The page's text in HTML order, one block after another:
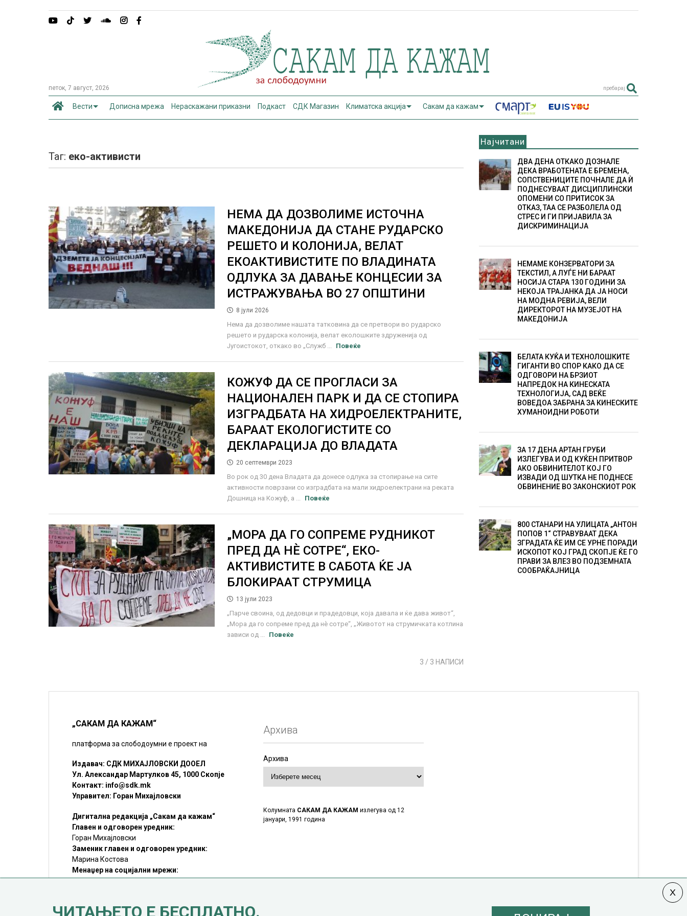
петок, 7 август, 2026 пребарај
Вести Дописна мрежа Нераскажани приказни Подкаст СДК Магазин Климатска акција Сакам да кажам
Таг: еко-активисти
НЕМА ДА ДОЗВОЛИМЕ ИСТОЧНА
МАКЕДОНИЈА ДА СТАНЕ РУДАРСКО
РЕШЕТО И КОЛОНИЈА, ВЕЛАТ
ЕКОАКТИВИСТИТЕ ПО ВЛАДИНАТА
ОДЛУКА ЗА ДАВАЊЕ КОНЦЕСИИ ЗА
ИСТРАЖУВАЊА ВО 27 ОПШТИНИ
8 јули 2026
Нема да дозволиме нашата татковина да се претвори во рударско
решето и рударска колонија, велат еколошките здруженија од
Југоистокот, откако во „Служб ...
Повеќе
КОЖУФ ДА СЕ ПРОГЛАСИ ЗА
НАЦИОНАЛЕН ПАРК И ДА СЕ СТОПИРА
ИЗГРАДБАТА НА ХИДРОЕЛЕКТРАНИТЕ,
БАРААТ ЕКОЛОГИСТИТЕ СО
ДЕКЛАРАЦИЈА ДО ВЛАДАТА
20 септември 2023
Во рок од 30 дена Владата да донесе одлука за стопирање на сите
активности поврзани со изградбата на мали хидроелектрани на реката
Дошница на Кожуф, а ...
Повеќе
„МОРА ДА ГО СОПРЕМЕ РУДНИКОТ
ПРЕД ДА НЀ СОТРЕ“, ЕКО-
АКТИВИСТИТЕ В САБОТА ЌЕ ЈА
БЛОКИРААТ СТРУМИЦА
13 јули 2023
„Парче своина, од дедовци и прадедовци, која давала и ќе дава живот“,
„Мора да го сопреме пред да нè сотре“, „Животот на струмичката котлина
зависи од ...
Повеќе
3 / 3 НАПИСИ
Најчитани
ДВА ДЕНА ОТКАКО ДОЗНАЛЕ
ДЕКА ВРАБОТЕНАТА Е БРЕМЕНА,
СОПСТВЕНИЦИТЕ ПОЧНАЛЕ ДА Ѝ
ПОДНЕСУВААТ ДИСЦИПЛИНСКИ
ОПОМЕНИ СО ПРИТИСОК ЗА
ОТКАЗ, ТАА СЕ РАЗБОЛЕЛА ОД
СТРЕС И ГИ ПРИЈАВИЛА ЗА
ДИСКРИМИНАЦИЈА
НЕМАМЕ КОНЗЕРВАТОРИ ЗА
ТЕКСТИЛ, А ЛУЃЕ НИ БАРААТ
НОСИЈА СТАРА 130 ГОДИНИ ЗА
НЕКОЈА ТРАЈАНКА ДА ЈА НОСИ
НА МОДНА РЕВИЈА, ВЕЛИ
ДИРЕКТОРОТ НА МУЗЕЈОТ НА
МАКЕДОНИЈА
БЕЛАТА КУЌА И ТЕХНОЛОШКИТЕ
ГИГАНТИ ВО СПОР КАКО ДА СЕ
ОДГОВОРИ НА БРЗИОТ
НАПРЕДОК НА КИНЕСКАТА
ТЕХНОЛОГИЈА, САД ВЕЌЕ
ВОВЕДОА ЗАБРАНА ЗА КИНЕСКИТЕ
ХУМАНОИДНИ РОБОТИ
ЗА 17 ДЕНА АРТАН ГРУБИ
ИЗЛЕГУВА И ОД КУЌЕН ПРИТВОР
АКО ОБВИНИТЕЛОТ КОЈ ГО
ИЗВАДИ ОД ШУТКА НЕ ПОДНЕСЕ
ОБВИНЕНИЕ ВО ЗАКОНСКИОТ РОК
800 СТАНАРИ НА УЛИЦАТА „АНТОН
ПОПОВ 1“ СТРАВУВААТ ДЕКА
ЗГРАДАТА ЌЕ ИМ СЕ УРНЕ ПОРАДИ
ИСКОПОТ КОЈ ГРАД СКОПЈЕ ЌЕ ГО
ПРАВИ ЗА ВЛЕЗ ВО ПОДЗЕМНАТА
СООБРАЌАЈНИЦА
„САКАМ ДА КАЖАМ“
платформа за слободоумни е проект на
Издавач: СДК МИХАЈЛОВСКИ ДООЕЛ
Ул. Александар Мартулков 45, 1000 Скопје
Контакт: info@sdk.mk
Управител: Горан Михајловски
Дигитална редакција „Сакам да кажам“
Главен и одговорен уредник:
Горан Михајловски
Заменик главен и одговорен уредник:
Марина Костова
Менаџер на социјални мрежи:
Мирослав Илиоски
©SDK.MK Крадењето авторски текстови е казниво со закон.
Архива
Архива
Колумната САКАМ ДА КАЖАМ излегува од 12
јануари, 1991 година